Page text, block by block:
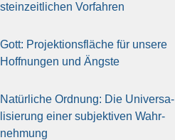
stein­zeit­li­chen Vor­fah­ren
Gott: Pro­jek­ti­ons­flä­che für unse­re
Hoff­nun­gen und Ängs­te
Natür­li­che Ord­nung: Die Uni­ver­sa­
li­sie­rung einer sub­jek­ti­ven Wahr­
neh­mung